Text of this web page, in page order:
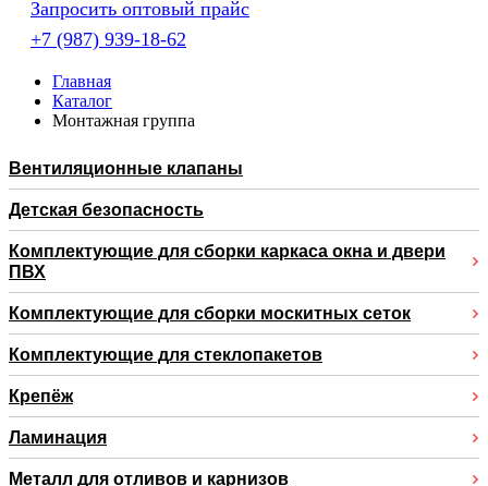
Запросить оптовый прайс
+7 (987) 939-18-62
Главная
Каталог
Монтажная группа
Вентиляционные клапаны
Детская безопасность
Комплектующие для сборки каркаса окна и двери
ПВХ
Комплектующие для сборки москитных сеток
Комплектующие для стеклопакетов
Крепёж
Ламинация
Металл для отливов и карнизов